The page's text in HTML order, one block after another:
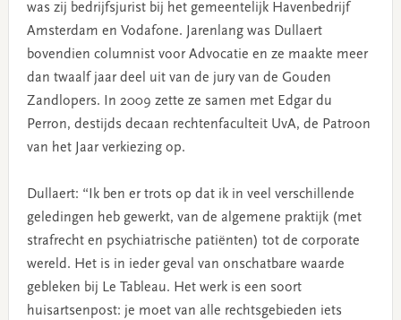
was zij bedrijfsjurist bij het gemeentelijk Havenbedrijf
Amsterdam en Vodafone. Jarenlang was Dullaert
bovendien columnist voor Advocatie en ze maakte meer
dan twaalf jaar deel uit van de jury van de Gouden
Zandlopers. In 2009 zette ze samen met Edgar du
Perron, destijds decaan rechtenfaculteit UvA, de Patroon
van het Jaar verkiezing op.
Dullaert: “Ik ben er trots op dat ik in veel verschillende
geledingen heb gewerkt, van de algemene praktijk (met
strafrecht en psychiatrische patiënten) tot de corporate
wereld. Het is in ieder geval van onschatbare waarde
gebleken bij Le Tableau. Het werk is een soort
huisartsenpost: je moet van alle rechtsgebieden iets